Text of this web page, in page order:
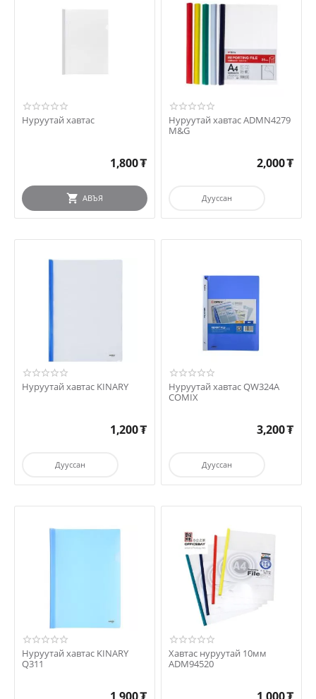
Нуруутай хавтас
1,800₮
АВЪЯ
Нуруутай хавтас ADMN4279
M&G
2,000₮
Дууссан
Нуруутай хавтас KINARY
1,200₮
Дууссан
Нуруутай хавтас QW324A
COMIX
3,200₮
Дууссан
Нуруутай хавтас KINARY
Q311
Хавтас нуруутай 10мм
ADM94520